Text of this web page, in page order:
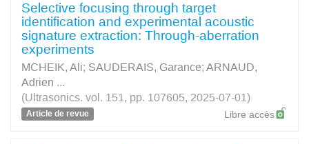
Selective focusing through target
identification and experimental acoustic
signature extraction: Through-aberration
experiments
MCHEIK, Ali; SAUDERAIS, Garance; ARNAUD,
Adrien ...
(Ultrasonics. vol. 151, pp. 107605, 2025-07-01)
Article de revue Libre accès